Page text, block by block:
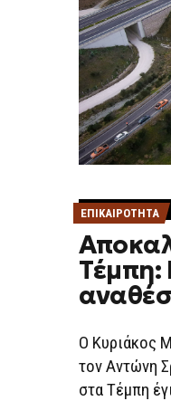
ΕΠΙΚΑΙΡΟΤΗΤΑ
Τέμπη:
Ο Κυριάκος
τον Αντώνη
στα Τέμπη